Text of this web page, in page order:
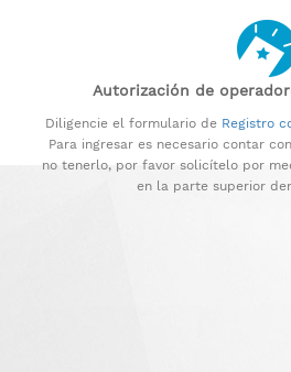
Autorización de
Diligencie el formulario de Registro
Para ingresar es necesario contar
no tenerlo, por favor solicítelo por
en la parte superior